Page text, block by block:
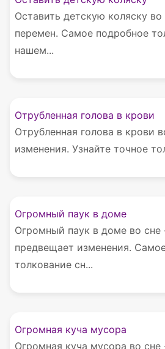
Оставить детскую коляску
перемен. Самое подробное
нашем...
Отрубленная голова в крови
Отрубленная голова в крови
изменения. Узнайте точное
Огромный паук в доме
Огромный паук в доме во сне
предвещает изменения.
толкование сн...
Огромная куча мусора
Огромная куча мусора во сне